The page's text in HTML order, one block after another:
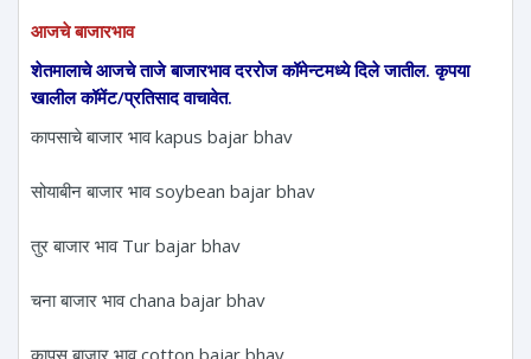
आजचे बाजारभाव
शेतमालाचे आजचे ताजे बाजारभाव दररोज कॉमेन्टमध्ये दिले जातील. कृपया
खालील कॉमेंट/प्रतिसाद वाचावेत.
कापसाचे बाजार भाव kapus bajar bhav
सोयाबीन बाजार भाव soybean bajar bhav
तुर बाजार भाव Tur bajar bhav
चना बाजार भाव chana bajar bhav
कापूस बाजार भाव cotton bajar bhav